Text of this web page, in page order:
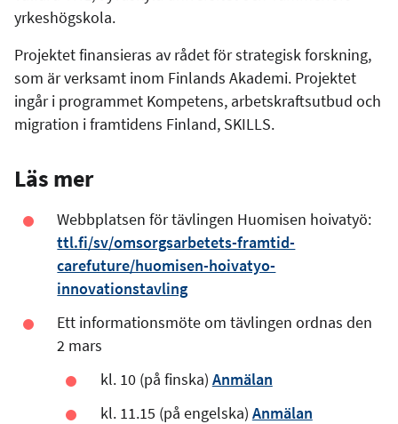
yrkeshögskola.
Projektet finansieras av rådet för strategisk forskning,
som är verksamt inom Finlands Akademi. Projektet
ingår i programmet Kompetens, arbetskraftsutbud och
migration i framtidens Finland, SKILLS.
Läs mer
Webbplatsen för tävlingen Huomisen hoivatyö:
ttl.fi/sv/omsorgsarbetets-framtid-
carefuture/huomisen-hoivatyo-
innovationstavling
Ett informationsmöte om tävlingen ordnas den
2 mars
kl. 10 (på finska) Anmälan
kl. 11.15 (på engelska) Anmälan